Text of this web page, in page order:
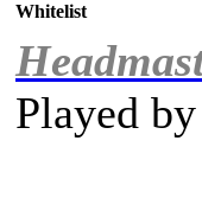
Whitelist
Played by